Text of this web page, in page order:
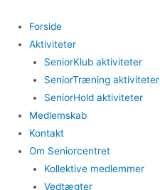
indholdet
Forside
Aktiviteter
SeniorKlub aktiviteter
SeniorTræning aktiviteter
SeniorHold aktiviteter
Medlemskab
Kontakt
Om Seniorcentret
Kollektive medlemmer
Vedtægter